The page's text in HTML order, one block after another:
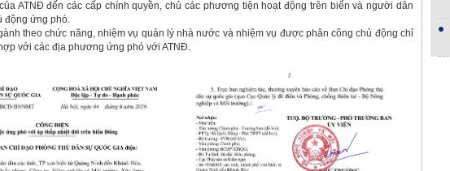
ATNĐ đến các cấp chính quyền, chủ các phương tiện hoạt động trên biển và người dân
động ứng phó.
theo chức năng, nhiệm vụ quản lý nhà nước và nhiệm vụ được phân công chủ động chỉ
với các địa phương ứng phó với ATNĐ.